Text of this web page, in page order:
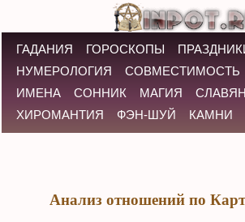
ГАДАНИЯ ГОРОСКОПЫ
НУМЕРОЛОГИЯ
СОВМЕСТИМОСТЬ
ИМЕНА
СОННИК МАГИЯ
ХИРОМАНТИЯ
ФЭН-ШУЙ КАМНИ
Анализ отношений по